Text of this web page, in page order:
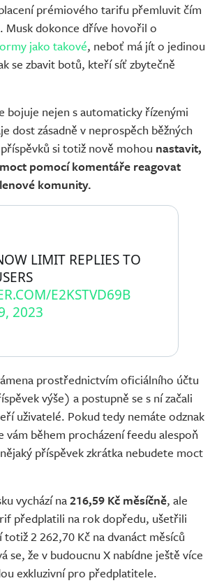
prémiového tarifu přemluvit čím
Musk dokonce dříve hovořil o
jako takové, neboť má jít o jedinou
se zbavit botů, kteří síť zbytečně
bojuje nejen s automaticky řízenými
dost zásadně v neprospěch běžných
si totiž nově mohou nastavit,
pomocí komentáře reagovat
komunity.
LIMIT REPLIES TO
E2KSTVD69B
2023
prostřednictvím oficiálního účtu
výše) a postupně se s ní začali
uživatelé. Pokud tedy nemáte odznak
během procházení feedu alespoň
příspěvek zkrátka nebudete moct
vychází na216,59 Kč měsíčně, ale
předplatili na rok dopředu, ušetřili
totiž 2 262,70 Kč na dvanáct měsíců
se, že v budoucnu X nabídne ještě více
exkluzivní pro předplatitele.